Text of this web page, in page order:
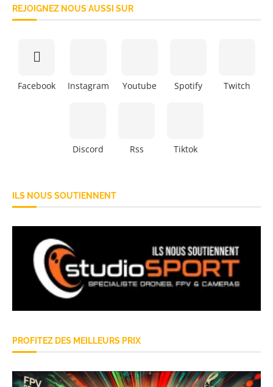
REJOIGNEZ NOUS AUSSI SUR
Facebook Instagram Youtube Spotify Twitch
Discord Rss Tiktok
ILS NOUS SOUTIENNENT
PROFITEZ DES MEILLEURS PRIX